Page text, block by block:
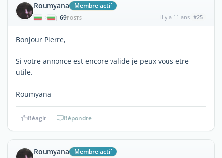
Roumyana Membre actif
| 69POSTS il y a 11 ans #25
Bonjour Pierre,
Si votre annonce est encore valide je peux vous etre
utile.
Roumyana
Réagir Répondre
Roumyana Membre actif